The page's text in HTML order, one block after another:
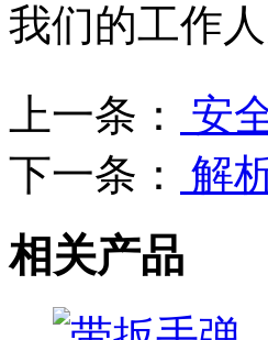
我们的工作
上一条：
安
下一条：
解
相关产品